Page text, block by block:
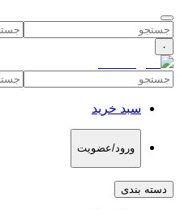
۰
سبد خرید
ورود/عضویت
دسته بندی